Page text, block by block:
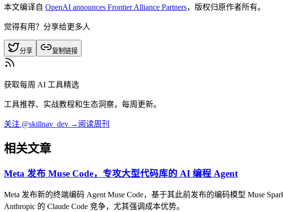
本文编译自 OpenAI announces Frontier Alliance Partners，版权归原作者所有。
觉得有用？分享给更多人
分享 复制链接
获取每周 AI 工具精选
工具推荐、实战教程和生态洞察，每周更新。
关注 @skillnav_dev → 阅读周刊
相关文章
Meta 发布 Muse Code，专攻大型代码库的 AI 编程 Agent
Meta 发布新的终端编码 Agent Muse Code，基于其此前发布的编码模型 Muse
Anthropic 的 Claude Code 竞争，尤其强调成本优势。